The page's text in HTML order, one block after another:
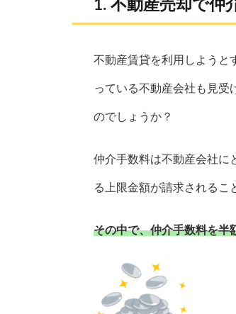
不動産売却で仲
不動産賃貸を利用しようと
っている不動産会社も見受
のでしょうか？
仲介手数料は不動産会社に
る上限金額が請求されるこ
その中で、仲介手数料を半